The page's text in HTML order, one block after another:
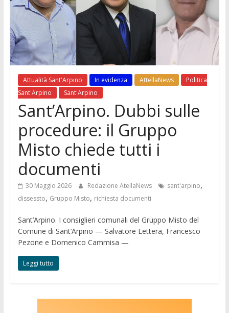
Attualità Sant'Arpino In evidenza AttellaNews
Politica
Sant'Arpino
Sant'Arpino
Sant’Arpino. Dubbi sulle
procedure: il Gruppo
Misto chiede tutti i
documenti
30 Maggio 2026 Redazione AtellaNews sant'arpino,
dissessto, Gruppo Misto, richiesta documenti
Sant’Arpino. I consiglieri comunali del Gruppo Misto del
Comune di Sant’Arpino — Salvatore Lettera, Francesco
Pezone e Domenico Cammisa —
Leggi tutto